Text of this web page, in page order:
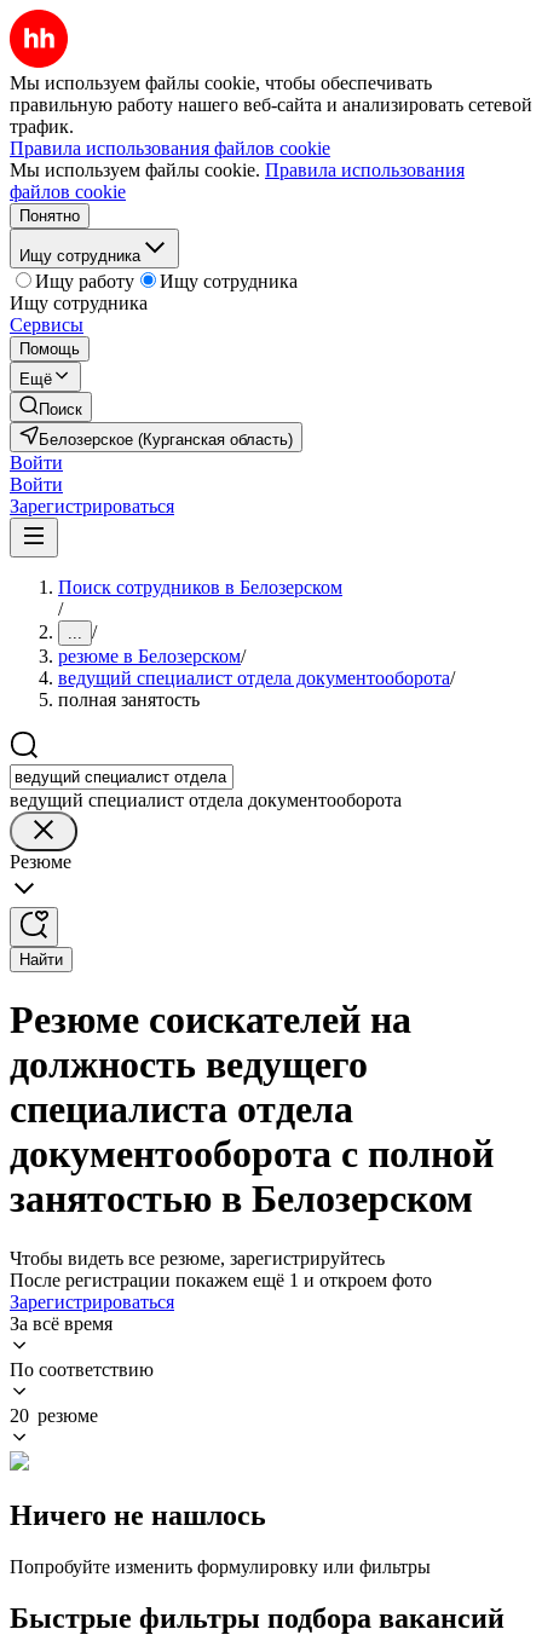
Мы используем файлы cookie, чтобы обеспечивать
правильную работу нашего веб-сайта и анализировать сетевой
трафик.
Правила использования файлов cookie
Мы используем файлы cookie. Правила использования
файлов cookie
Понятно
Ищу сотрудника
Ищу работу
Ищу сотрудника
Ищу сотрудника
Сервисы
Помощь
Ещё
Поиск
Белозерское (Курганская область)
Войти
Войти
Зарегистрироваться
Поиск сотрудников в Белозерском
/
... /
резюме в Белозерском/
ведущий специалист отдела документооборота/
полная занятость
ведущий специалист отдела документооборота
Резюме
Найти
Резюме соискателей на
должность ведущего
специалиста отдела
документооборота с полной
занятостью в Белозерском
Чтобы видеть все резюме, зарегистрируйтесь
После регистрации покажем ещё 1 и откроем фото
Зарегистрироваться
За всё время
По соответствию
20 резюме
Ничего не нашлось
Попробуйте изменить формулировку или фильтры
Быстрые фильтры подбора вакансий